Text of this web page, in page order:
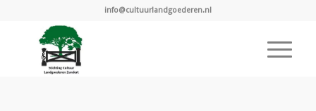
info@cultuurlandgoederen.nl